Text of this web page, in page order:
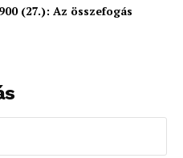
(27.): Az összefogás